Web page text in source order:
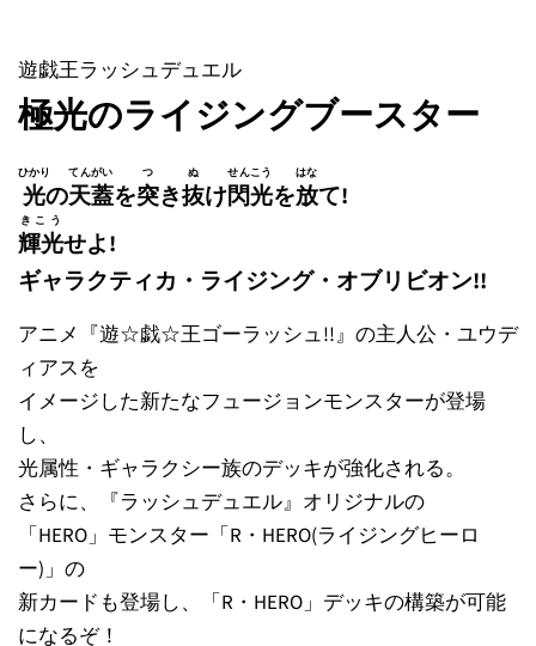
遊戯王ラッシュデュエル
極光のライジングブースター
光
ひかり
の天蓋
てんがい
を突
つ
き抜
ぬ
け閃光
せんこう
を放
はな
て!
輝光
きこう
せよ!
ギャラクティカ・ライジング・オブリビオン!!
アニメ『遊☆戯☆王ゴーラッシュ!!』の主人公・ユウデ
ィアスを
イメージした新たなフュージョンモンスターが登場
し、
光属性・ギャラクシー族のデッキが強化される。
さらに、『ラッシュデュエル』オリジナルの
「HERO」モンスター「R・HERO(ライジングヒーロ
ー)」の
新カードも登場し、「R・HERO」デッキの構築が可能
になるぞ！